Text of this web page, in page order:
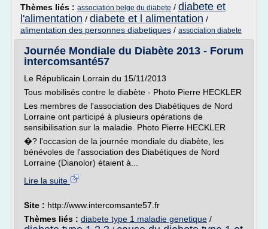
Thèmes liés : association belge du diabete / diabete et
l'alimentation / diabete et l alimentation /
alimentation des personnes diabetiques / association diabete
Journée Mondiale du Diabète 2013 - Forum
intercomsanté57
Le Républicain Lorrain du 15/11/2013
Tous mobilisés contre le diabète - Photo Pierre HECKLER
Les membres de l'association des Diabétiques de Nord
Lorraine ont participé à plusieurs opérations de
sensibilisation sur la maladie. Photo Pierre HECKLER
�? l'occasion de la journée mondiale du diabète, les
bénévoles de l'association des Diabétiques de Nord
Lorraine (Dianolor) étaient à...
Lire la suite
Site : http://www.intercomsante57.fr
Thèmes liés : diabete type 1 maladie genetique /